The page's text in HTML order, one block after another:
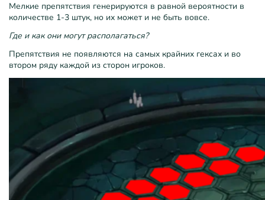
Мелкие препятствия генерируются в равной вероятности в
количестве 1-3 штук, но их может и не быть вовсе.
Где и как они могут располагаться?
Препятствия не появляются на самых крайних гексах и во
втором ряду каждой из сторон игроков.